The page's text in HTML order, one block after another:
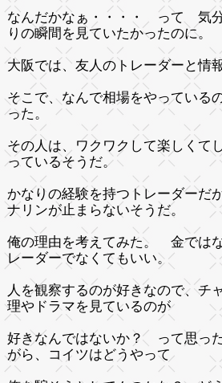
なんだかなぁ・・・・ って 気
りの瞬間を見ていたかったのに。
大阪では、友人のトレーダーと情
そこで、なんで相場をやってい
った。
その人は、ワクワクして楽しく
っているそうだ。
かなりの経験を持つトレーダー
ナリンが止まらないそうだ。
俺の理由を考えてみた。 金では
レーダーでなくてもいい。
人を観察するのが好きなので、チ
理やドラマを見ているのが
好きなんではないか？ って思っ
がら、コイツはどうやって